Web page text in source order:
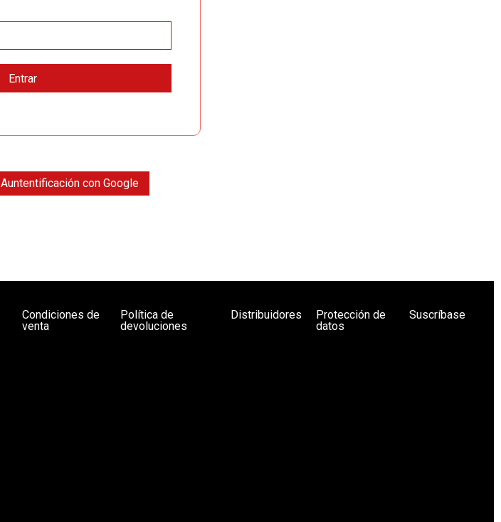
Auntentificación con Google
Condiciones de
venta
Política de
devoluciones
Distribuidores
Protección de
datos
Suscríbase